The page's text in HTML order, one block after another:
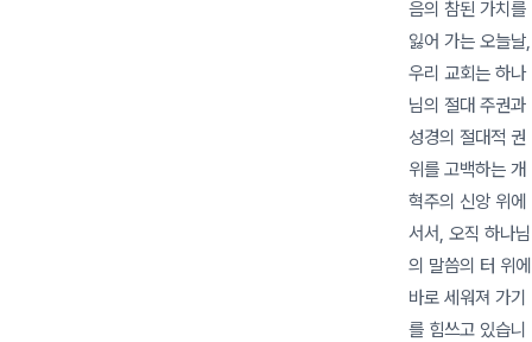
음의 참된 가치를
잃어 가는 오늘날,
우리 교회는 하나
님의 절대 주권과
성경의 절대적 권
위를 고백하는 개
혁주의 신앙 위에
서서, 오직 하나님
의 말씀의 터 위에
바로 세워져 가기
를 힘쓰고 있습니